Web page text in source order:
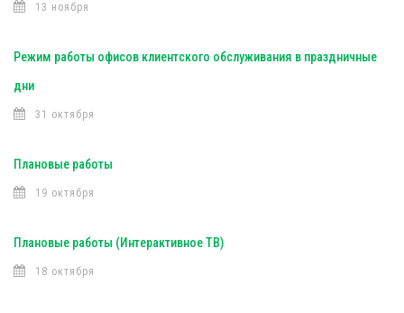
13 ноября
Режим работы офисов клиентского обслуживания в праздничные
дни
31 октября
Плановые работы
19 октября
Плановые работы (Интерактивное ТВ)
18 октября